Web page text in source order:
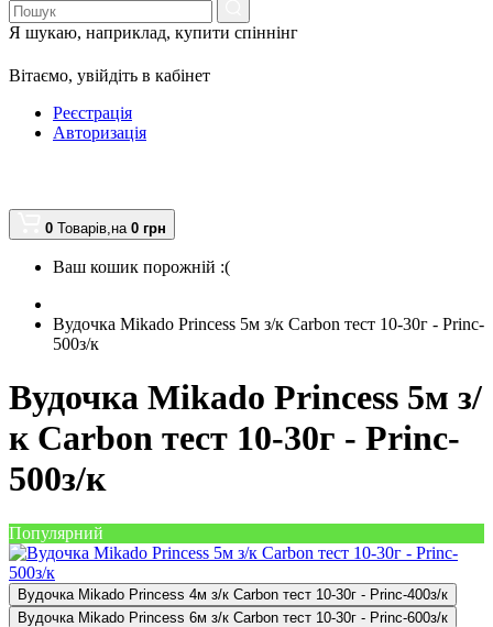
Я шукаю, наприклад, купити спіннінг
Вітаємо, увійдіть в кабінет
Реєстрація
Авторизація
0 Товарів,на 0 грн
Ваш кошик порожній :(
Вудочка Mikado Princess 5м з/к Carbon тест 10-30г - Princ-
500з/к
Вудочка Mikado Princess 5м з/
к Carbon тест 10-30г - Princ-
500з/к
Популярний
Вудочка Mikado Princess 4м з/к Carbon тест 10-30г - Princ-400з/к
Вудочка Mikado Princess 6м з/к Carbon тест 10-30г - Princ-600з/к